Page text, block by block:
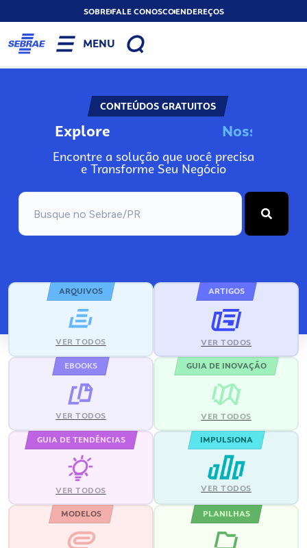
SOBREFALE CONOSCOENDEREÇOS
MENU
CONTEÚDOS GRATUITOS
Explore Noss
Encontre a solução que você precisa
e Transforme Seu Negócio
ARQUIVOS
VER TODOS
ARTIGOS
VER TODOS
EBOOKS
VER TODOS
GUIA DE INOVAÇÃO
VER TODOS
GUIA DE TENDÊNCIAS
VER TODOS
IMPULSIONA
VER TODOS
MODELOS PLANILHAS